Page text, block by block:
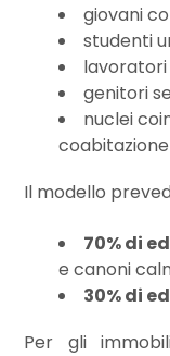
giovani
studenti
lavoratori
genitori
nuclei
Il modello
70% di
e canoni
30% di
Per gli
Industriali
Terreni